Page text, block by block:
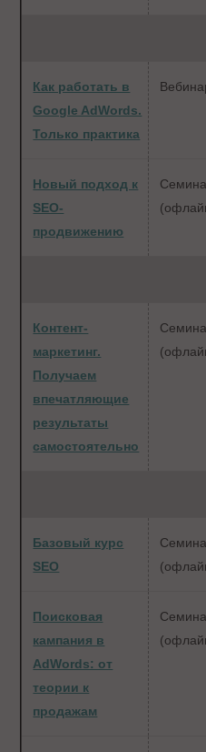
Как работать в
Google AdWords.
Только практика
Новый подход к
SEO-
продвижению
Контент-
маркетинг.
Получаем
впечатляющие
результаты
самостоятельно
Базовый курс
SEO
Поисковая
кампания в
AdWords: от
теории к
продажам